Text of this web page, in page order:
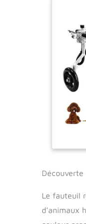
Le fauteuil
d’animaux